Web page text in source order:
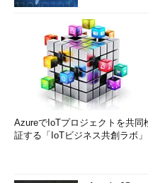
AzureでIoTプロジェクトを共同
証する「IoTビジネス共創ラボ」